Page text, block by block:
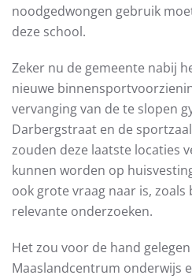
noodgedwongen gebruik
deze school.
Zeker nu de gemeente nabij
nieuwe
vervanging van de te slopen
Darbergstraat en de
zouden deze laatste locaties
kunnen worden op
ook grote vraag naar is,
relevante onderzoeken.
Het zou voor de hand
Maaslandcentrum onderwijs